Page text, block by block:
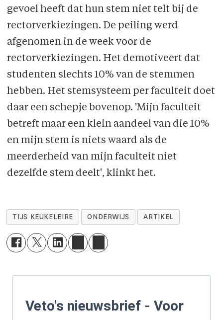
gevoel heeft dat hun stem niet telt bij de
rectorverkiezingen. De peiling werd
afgenomen in de week voor de
rectorverkiezingen. Het demotiveert dat
studenten slechts 10% van de stemmen
hebben. Het stemsysteem per faculteit doet
daar een schepje bovenop. 'Mijn faculteit
betreft maar een klein aandeel van die 10%
en mijn stem is niets waard als de
meerderheid van mijn faculteit niet
dezelfde stem deelt', klinkt het.
TIJS KEUKELEIRE ONDERWIJS ARTIKEL
Veto's nieuwsbrief - Voor